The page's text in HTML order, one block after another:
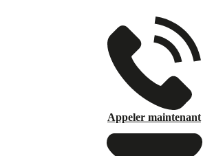
Appeler maintenant